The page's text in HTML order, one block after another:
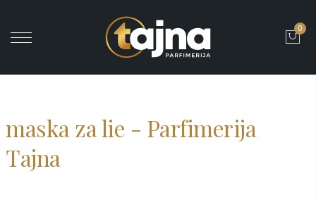
0
maska za lie - Parfimerija
Tajna